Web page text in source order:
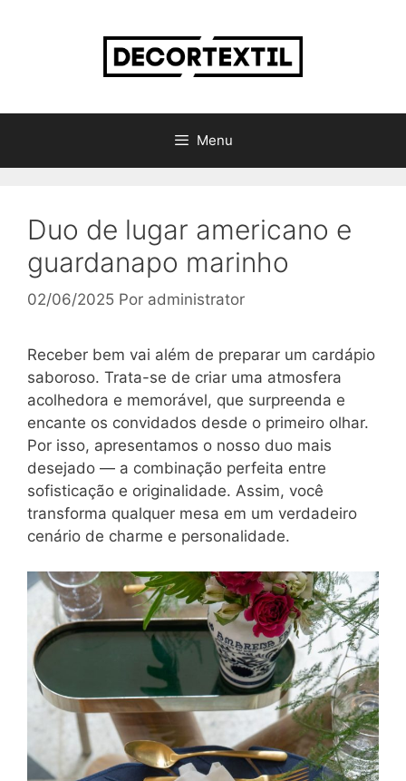
Menu
Duo de lugar americano e
guardanapo marinho
02/06/2025 Por administrator
Receber bem vai além de preparar um cardápio
saboroso. Trata-se de criar uma atmosfera
acolhedora e memorável, que surpreenda e
encante os convidados desde o primeiro olhar.
Por isso, apresentamos o nosso duo mais
desejado — a combinação perfeita entre
sofisticação e originalidade. Assim, você
transforma qualquer mesa em um verdadeiro
cenário de charme e personalidade.